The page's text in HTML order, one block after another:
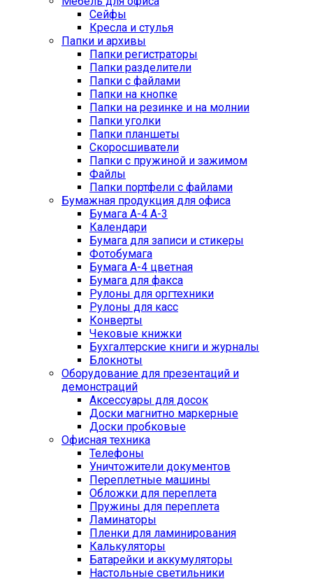
Сейфы
Кресла и стулья
Папки и архивы
Папки регистраторы
Папки разделители
Папки с файлами
Папки на кнопке
Папки на резинке и на молнии
Папки уголки
Папки планшеты
Скоросшиватели
Папки с пружиной и зажимом
Файлы
Папки портфели с файлами
Бумажная продукция для офиса
Бумага А-4 А-3
Календари
Бумага для записи и стикеры
Фотобумага
Бумага А-4 цветная
Бумага для факса
Рулоны для оргтехники
Рулоны для касс
Конверты
Чековые книжки
Бухгалтерские книги и журналы
Блокноты
Оборудование для презентаций и
демонстраций
Аксессуары для досок
Доски магнитно маркерные
Доски пробковые
Офисная техника
Телефоны
Уничтожители документов
Переплетные машины
Обложки для переплета
Пружины для переплета
Ламинаторы
Пленки для ламинирования
Калькуляторы
Батарейки и аккумуляторы
Настольные светильники